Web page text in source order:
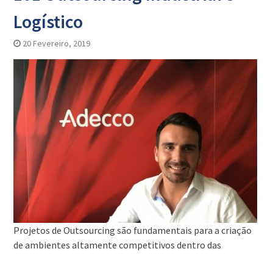
Logístico
20 Fevereiro, 2019
Projetos de Outsourcing são fundamentais para a criação
de ambientes altamente competitivos dentro das